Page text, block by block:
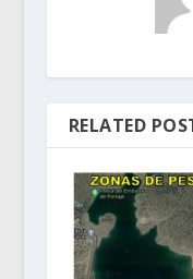
RELATED